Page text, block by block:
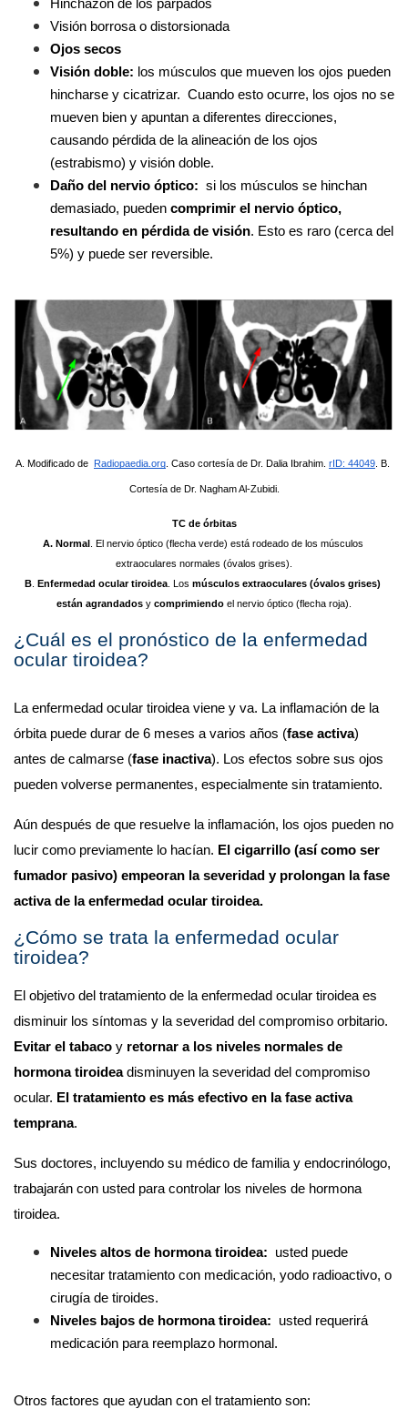
Hinchazón de los párpados
Visión borrosa o distorsionada
Ojos secos
Visión doble: los músculos que mueven los ojos pueden
hincharse y cicatrizar.  Cuando esto ocurre, los ojos no se
mueven bien y apuntan a diferentes direcciones,
causando pérdida de la alineación de los ojos
(estrabismo) y visión doble.
Daño del nervio óptico: si los músculos se hinchan
demasiado, pueden comprimir el nervio óptico,
resultando en pérdida de visión. Esto es raro (cerca del
5%) y puede ser reversible.
A. Modificado de Radiopaedia.org . Caso cortesía de Dr. Dalia Ibrahim. rID: 44049 . B.
Cortesía de Dr. Nagham Al-Zubidi.
TC de órbitas
A. Normal. El nervio óptico (flecha verde) está rodeado de los músculos
extraoculares normales (óvalos grises).
B Enfermedad ocular tiroidea . Los músculos extraoculares (óvalos grises)
están agrandados y comprimiendo el nervio óptico (flecha roja).
¿Cuál es el pronóstico de la enfermedad
ocular tiroidea?
La enfermedad ocular tiroidea viene y va. La inflamación de la
órbita puede durar de 6 meses a varios años (fase activa)
antes de calmarse (fase inactiva). Los efectos sobre sus ojos
pueden volverse permanentes, especialmente sin tratamiento.
Aún después de que resuelve la inflamación, los ojos pueden no
lucir como previamente lo hacían. El cigarrillo (así como ser
fumador pasivo) empeoran la severidad y prolongan la fase
activa de la enfermedad ocular tiroidea.
¿Cómo se trata la enfermedad ocular
tiroidea?
El objetivo del tratamiento de la enfermedad ocular tiroidea es
Evitar el tabaco y retornar a los niveles normales de
hormona tiroidea disminuyen la severidad del compromiso
ocular. El tratamiento es más efectivo en la fase activa
temprana.
Sus doctores, incluyendo su médico de familia y endocrinólogo,
trabajarán con usted para controlar los niveles de hormona
tiroidea.
Niveles altos de hormona tiroidea: usted puede
necesitar tratamiento con medicación, yodo radioactivo, o
cirugía de tiroides.
Niveles bajos de hormona tiroidea: usted requerirá
medicación para reemplazo hormonal.
Otros factores que ayudan con el tratamiento son: